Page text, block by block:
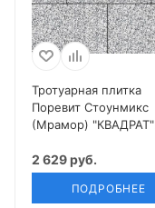
Тротуарная плитка
Поревит Стоунмикс
(Мрамор) "КВАДРАТ"
2 629 руб.
ПОДРОБНЕЕ